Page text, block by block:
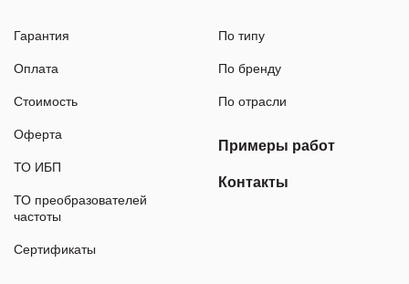
Гарантия
Оплата
Стоимость
Оферта
ТО ИБП
ТО преобразователей
частоты
Сертификаты
По типу
По бренду
По отрасли
Примеры работ
Контакты